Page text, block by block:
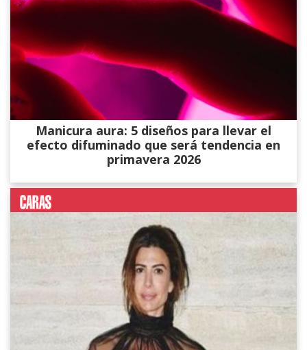
Manicura aura: 5 diseños para llevar el
efecto difuminado que será tendencia en
primavera 2026